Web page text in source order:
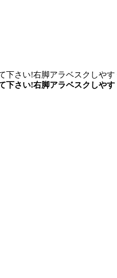
て下さい!右脚アラベスクし
て下さい!右脚アラベスクし